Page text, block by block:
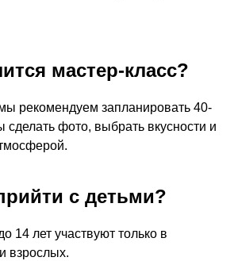
мастер-класс?
рекомендуем запланировать 40-
сделать фото, выбрать вкусности и
с детьми?
14 лет участвуют только в
взрослых.